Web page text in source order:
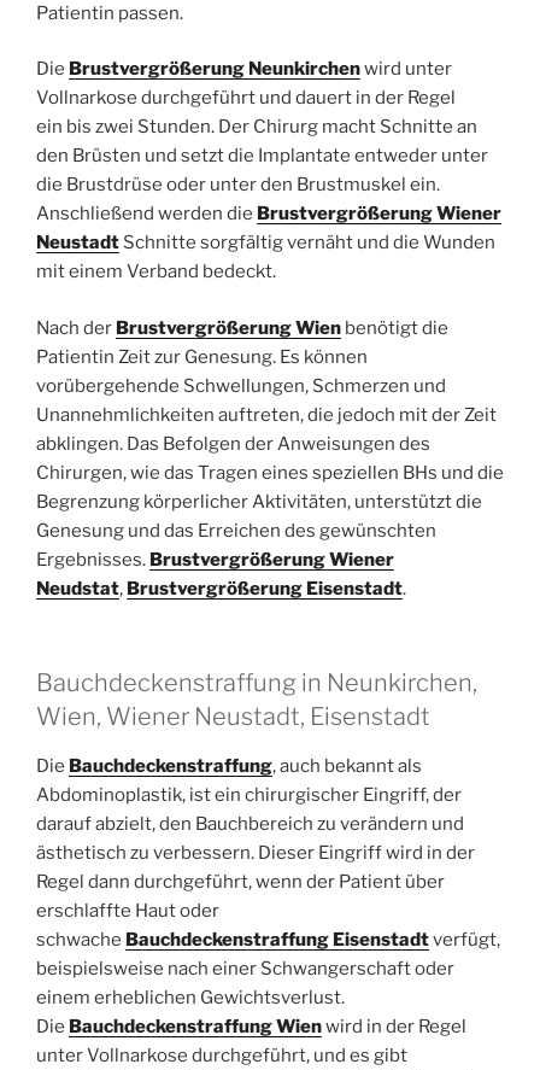
Patientin passen.
Die Brustvergrößerung Neunkirchenwird unter
Vollnarkose durchgeführt und dauert in der Regel
ein bis zwei Stunden. Der Chirurg macht Schnitte an
den Brüsten und setzt die Implantate entweder unter
die Brustdrüse oder unter den Brustmuskel ein.
Anschließend werden die Brustvergrößerung Wiener
Neustadt Schnitte sorgfältig vernäht und die Wunden
mit einem Verband bedeckt.
Nach der Brustvergrößerung Wien benötigt die
Patientin Zeit zur Genesung. Es können
vorübergehende Schwellungen, Schmerzen und
Unannehmlichkeiten auftreten, die jedoch mit der Zeit
abklingen. Das Befolgen der Anweisungen des
Chirurgen, wie das Tragen eines speziellen BHs und die
Begrenzung körperlicher Aktivitäten, unterstützt die
Genesung und das Erreichen des gewünschten
Ergebnisses. Brustvergrößerung Wiener
Neudstat, Brustvergrößerung Eisenstadt.
Bauchdeckenstraffung in Neunkirchen,
Wien, Wiener Neustadt, Eisenstadt
Die Bauchdeckenstraffung, auch bekannt als
Abdominoplastik, ist ein chirurgischer Eingriff, der
darauf abzielt, den Bauchbereich zu verändern und
ästhetisch zu verbessern. Dieser Eingriff wird in der
Regel dann durchgeführt, wenn der Patient über
erschlaffte Haut oder
schwache Bauchdeckenstraffung Eisenstadtverfügt,
beispielsweise nach einer Schwangerschaft oder
einem erheblichen Gewichtsverlust.
Die Bauchdeckenstraffung Wienwird in der Regel
unter Vollnarkose durchgeführt, und es gibt